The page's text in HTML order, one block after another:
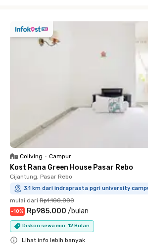
Coliving • Campur
Kost Rana Green House Pasar Rebo
Cijantung, Pasar Rebo
3.1 km dari indraprasta pgri university
mulai dari Rp1.100.000
-10% Rp985.000 /bulan
Diskon sewa min. 12 Bulan
Lihat info lebih banyak